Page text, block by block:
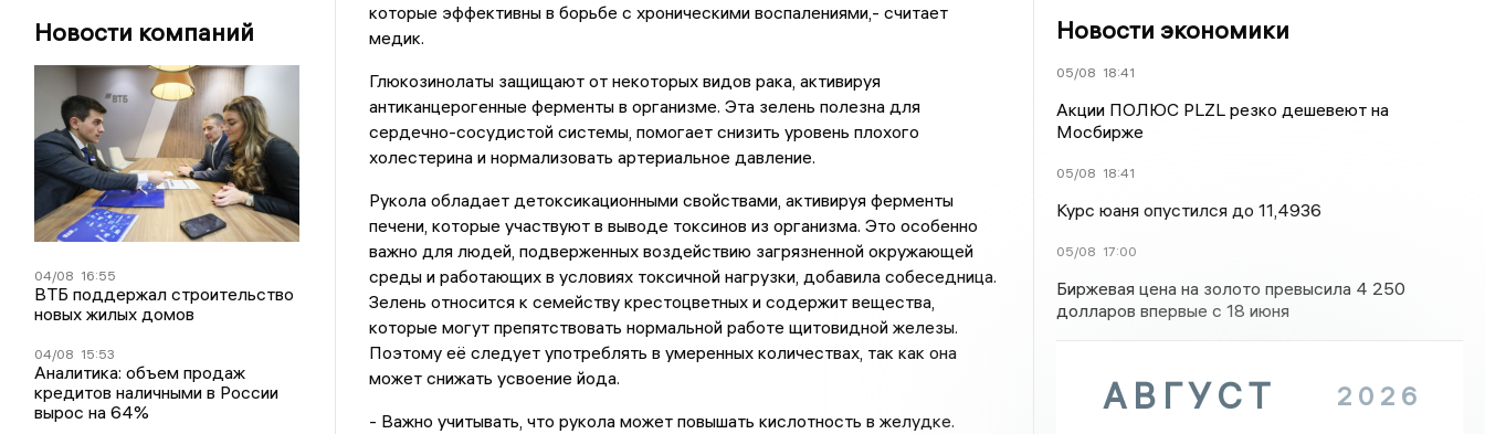
Новости компаний
04/08 16:55
ВТБ поддержал строительство
новых жилых домов
04/08 15:53
Аналитика: объем продаж
кредитов наличными в России
вырос на 64%
которые эффективны в борьбе с хроническими воспалениями,- считает
медик.
Глюкозинолаты защищают от некоторых видов рака, активируя
антиканцерогенные ферменты в организме. Эта зелень полезна для
сердечно-сосудистой системы, помогает снизить уровень плохого
холестерина и нормализовать артериальное давление.
Рукола обладает детоксикационными свойствами, активируя ферменты
печени, которые участвуют в выводе токсинов из организма. Это особенно
важно для людей, подверженных воздействию загрязненной окружающей
среды и работающих в условиях токсичной нагрузки, добавила собеседница.
Зелень относится к семейству крестоцветных и содержит вещества,
которые могут препятствовать нормальной работе щитовидной железы.
Поэтому её следует употреблять в умеренных количествах, так как она
может снижать усвоение йода.
- Важно учитывать, что рукола может повышать кислотность в желудке.
Новости экономики
05/08 18:41
Акции ПОЛЮС PLZL резко дешевеют на
Мосбирже
05/08 18:41
Курс юаня опустился до 11,4936
05/08 17:00
Биржевая цена на золото превысила 4 250
долларов впервые с 18 июня
АВГУСТ 2026